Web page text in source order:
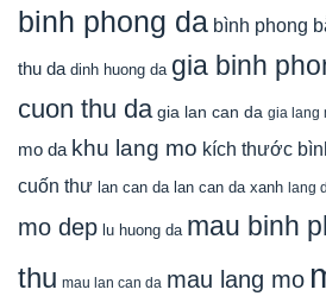
binh phong da bình phong
thu da dinh huong da gia binh
cuon thu da gia lan can da gia lang
mo da khu lang mo kích thước
cuốn thư lan can da lan can da xanh lang
mo dep lu huong da mau binh
thu mau lan can da mau lang mo